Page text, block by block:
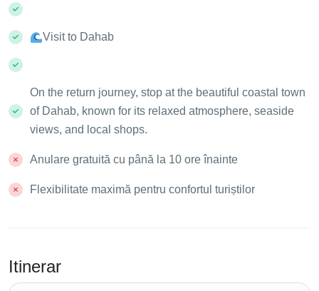
Visit to Dahab
On the return journey, stop at the beautiful coastal town
of Dahab, known for its relaxed atmosphere, seaside
views, and local shops.
Anulare gratuită cu până la 10 ore înainte
Flexibilitate maximă pentru confortul turiștilor
Itinerar